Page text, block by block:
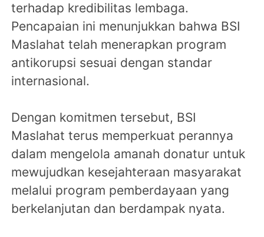
terhadap kredibilitas lembaga.
Pencapaian ini menunjukkan bahwa BSI
Maslahat telah menerapkan program
antikorupsi sesuai dengan standar
internasional.
Dengan komitmen tersebut, BSI
Maslahat terus memperkuat perannya
dalam mengelola amanah donatur untuk
mewujudkan kesejahteraan masyarakat
melalui program pemberdayaan yang
berkelanjutan dan berdampak nyata.